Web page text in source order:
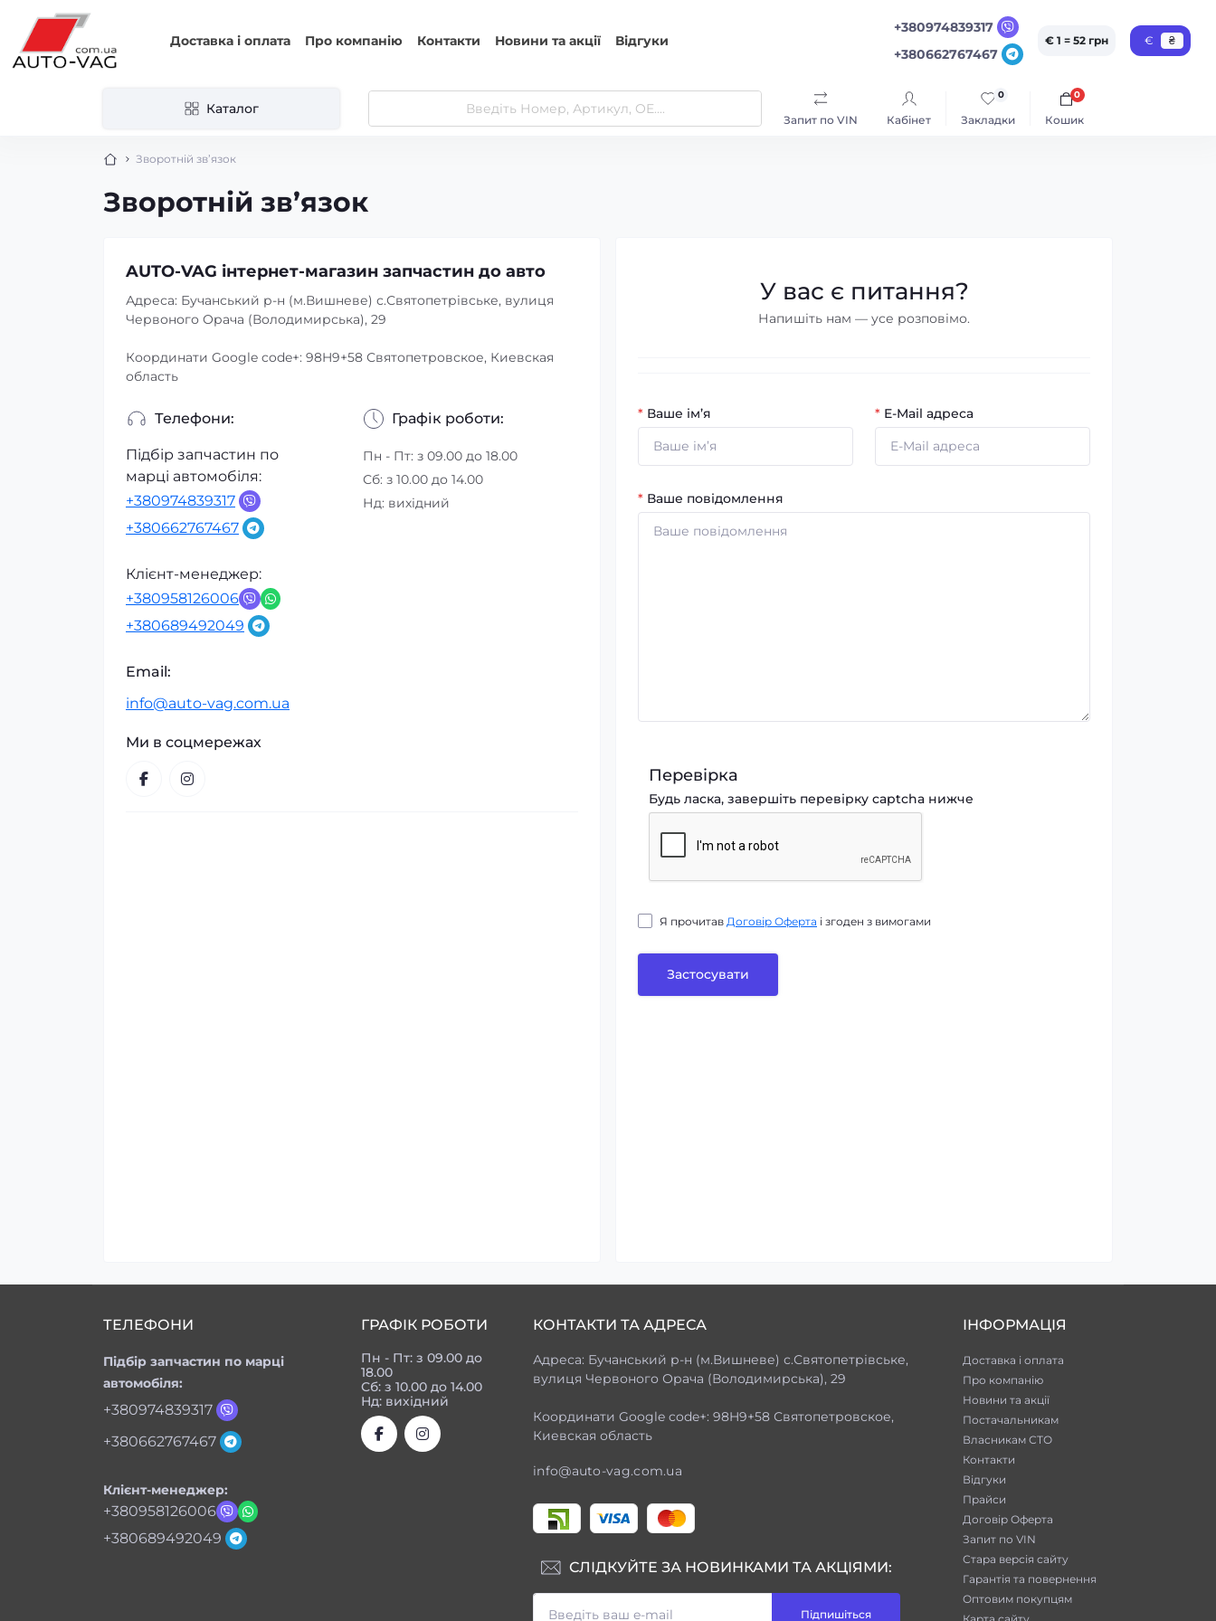
Доставка і оплата Про компанію Контакти Новини та акції Відгуки
+380974839317
+380662767467
€ 1 = 52 грн € ₴
Каталог
Запит по VIN Кабінет Закладки
0
Кошик
0
Зворотній зв’язок
Зворотній зв’язок
AUTO-VAG інтернет-магазин запчастин до авто
Адреса: Бучанський р-н (м.Вишневе) с.Святопетрівське, вулиця
Червоного Орача (Володимирська), 29
Координати Google code+: 98H9+58 Святопетровское, Киевская
область
Телефони:
Підбір запчастин по
марці автомобіля:
+380974839317
+380662767467
Клієнт-менеджер:
+380958126006
+380689492049
Email:
info@auto-vag.com.ua
Графік роботи:
Пн - Пт: з 09.00 до 18.00
Сб: з 10.00 до 14.00
Нд: вихідний
Ми в соцмережах
У вас є питання?
Напишіть нам — усе розповімо.
* Ваше ім’я * E-Mail адреса
* Ваше повідомлення
Перевірка
Будь ласка, завершіть перевірку captcha нижче
Я прочитав Договір Оферта і згоден з вимогами
Застосувати
ТЕЛЕФОНИ
Підбір запчастин по марці
автомобіля:
+380974839317
+380662767467
Клієнт-менеджер:
+380958126006
+380689492049
ГРАФІК РОБОТИ
Пн - Пт: з 09.00 до
18.00
Сб: з 10.00 до 14.00
Нд: вихідний
КОНТАКТИ ТА АДРЕСА
Адреса: Бучанський р-н (м.Вишневе) с.Святопетрівське,
вулиця Червоного Орача (Володимирська), 29
Координати Google code+: 98H9+58 Святопетровское,
Киевская область
info@auto-vag.com.ua
СЛІДКУЙТЕ ЗА НОВИНКАМИ ТА АКЦІЯМИ:
Підпишіться
ІНФОРМАЦІЯ
Доставка і оплата
Про компанію
Новини та акції
Постачальникам
Власникам СТО
Контакти
Відгуки
Прайси
Договір Оферта
Запит по VIN
Стара версія сайту
Гарантія та повернення
Оптовим покупцям